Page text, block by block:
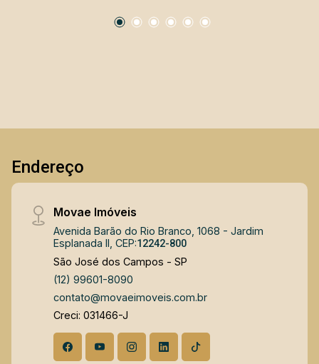
Espaço fitness - Área gourmet com parrilla e
Facilidades próximas: - Supermercado Shibata -
Shopping Jardim Oriente - Colégio Anchieta
conforto em uma das regiões com maior
valorização de São José dos Campos.
Endereço
Movae Imóveis
Avenida Barão do Rio Branco, 1068 - Jardim
Esplanada II, CEP:12242-800
São José dos Campos - SP
(12) 99601-8090
contato@movaeimoveis.com.br
Creci: 031466-J